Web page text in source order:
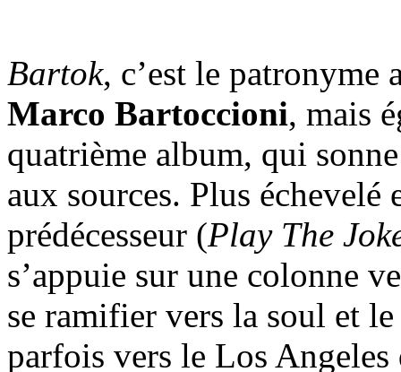
Bartok, c’est le
Marco Bartoccioni, mais
quatrième album, qui
aux sources. Plus
prédécesseur (Play The
s’appuie sur une colonne
se ramifier vers la soul et
parfois vers le Los Angeles